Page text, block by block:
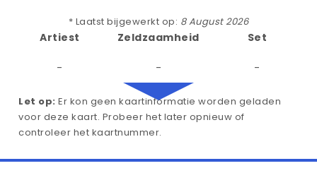
* Laatst bijgewerkt op: 8 August 2026
Artiest
-
Zeldzaamheid
-
Set
-
Let op: Er kon geen kaartinformatie worden geladen
voor deze kaart. Probeer het later opnieuw of
controleer het kaartnummer.